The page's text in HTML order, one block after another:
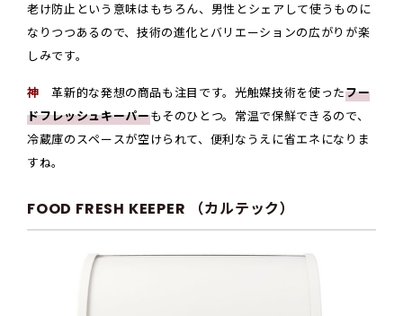
老け防止という意味はもちろん、男性とシェアして使うものに
なりつつあるので、技術の進化とバリエーションの広がりが楽
しみです。
神 革新的な発想の商品も注目です。光触媒技術を使ったフー
ドフレッシュキーパーもそのひとつ。常温で保鮮できるので、
冷蔵庫のスペースが空けられて、便利なうえに省エネになりま
すね。
FOOD FRESH KEEPER （カルテック）